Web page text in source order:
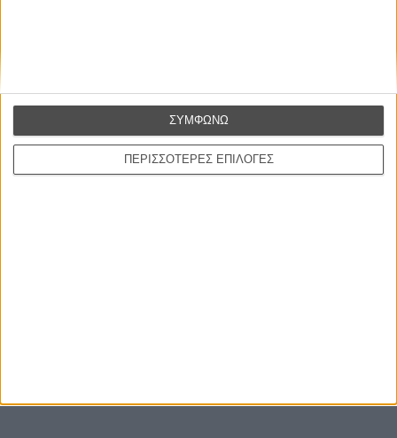
ΠΕΡΙΣΣΟΤΕΡΕΣ ΕΠΙΛΟΓΕΣ
ΣΥΜΦΩΝΩ
Θέλω να λαμβάνω τα newsletter σας.